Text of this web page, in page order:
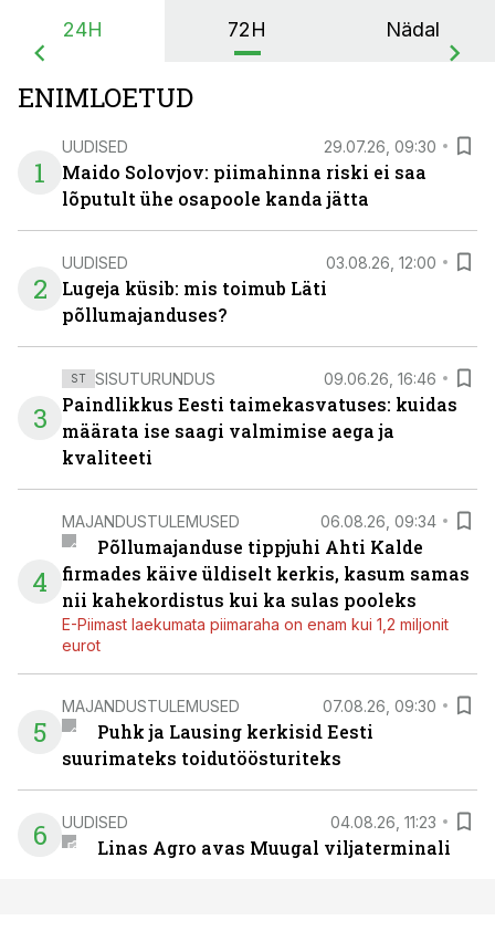
24H 72H Nädal
ENIMLOETUD
1
UUDISED 29.07.26, 09:30
Maido Solovjov: piimahinna riski ei saa
lõputult ühe osapoole kanda jätta
2
UUDISED 03.08.26, 12:00
Lugeja küsib: mis toimub Läti
põllumajanduses?
3
ST SISUTURUNDUS 09.06.26, 16:46
Paindlikkus Eesti taimekasvatuses: kuidas
määrata ise saagi valmimise aega ja
kvaliteeti
4
MAJANDUSTULEMUSED 06.08.26, 09:34
Põllumajanduse tippjuhi Ahti Kalde
firmades käive üldiselt kerkis, kasum samas
nii kahekordistus kui ka sulas pooleks
E-Piimast laekumata piimaraha on enam kui 1,2 miljonit
eurot
5
MAJANDUSTULEMUSED 07.08.26, 09:30
Puhk ja Lausing kerkisid Eesti
suurimateks toidutöösturiteks
6 UUDISED 04.08.26, 11:23
Linas Agro avas Muugal viljaterminali